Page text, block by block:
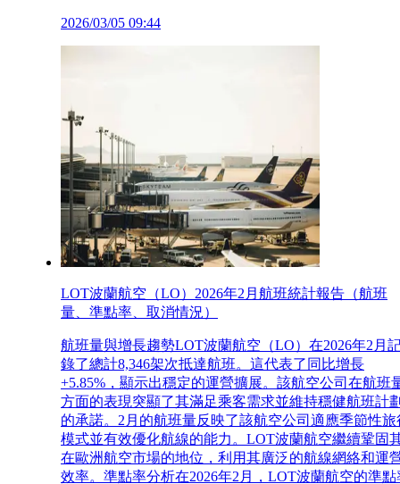
2026/03/05 09:44
LOT波蘭航空（LO）2026年2月航班統計報告（航班
量、準點率、取消情況）
航班量與增長趨勢LOT波蘭航空（LO）在2026年2月
錄了總計8,346架次抵達航班。這代表了同比增長
+5.85%，顯示出穩定的運營擴展。該航空公司在航班
方面的表現突顯了其滿足乘客需求並維持穩健航班計
的承諾。2月的航班量反映了該航空公司適應季節性旅
模式並有效優化航線的能力。LOT波蘭航空繼續鞏固
在歐洲航空市場的地位，利用其廣泛的航線網絡和運
效率。準點率分析在2026年2月，LOT波蘭航空的準點